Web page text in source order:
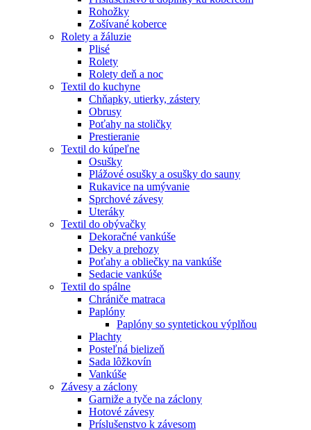
Rohožky
Zošívané koberce
Rolety a žáluzie
Plisé
Rolety
Rolety deň a noc
Textil do kuchyne
Chňapky, utierky, zástery
Obrusy
Poťahy na stoličky
Prestieranie
Textil do kúpeľne
Osušky
Plážové osušky a osušky do sauny
Rukavice na umývanie
Sprchové závesy
Uteráky
Textil do obývačky
Dekoračné vankúše
Deky a prehozy
Poťahy a obliečky na vankúše
Sedacie vankúše
Textil do spálne
Chrániče matraca
Paplóny
Paplóny so syntetickou výplňou
Plachty
Posteľná bielizeň
Sada lôžkovín
Vankúše
Závesy a záclony
Garniže a tyče na záclony
Hotové závesy
Príslušenstvo k závesom